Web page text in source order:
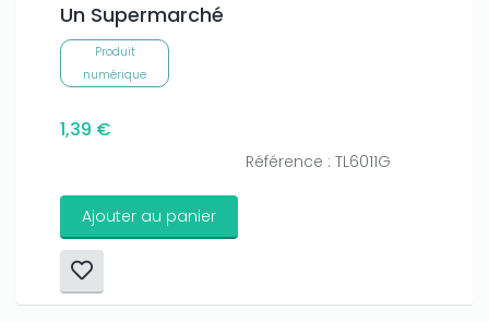
Un Supermarché
Produit
numérique
1,39 €
Référence : TL6011G
Ajouter au panier